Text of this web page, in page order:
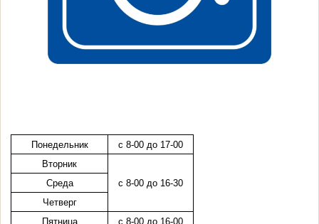
Понедельник
с 8-00 до 17-00
Вторник
с 8-00 до 16-30
Среда
Четверг
Пятница
с 8-00 до 16-00